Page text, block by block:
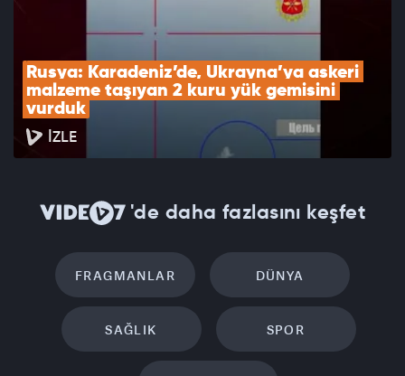
Rusya: Karadeniz’de, Ukrayna’ya askeri
malzeme taşıyan 2 kuru yük gemisini
vurduk
İZLE
'de daha fazlasını keşfet
FRAGMANLAR DÜNYA
SAĞLIK SPOR